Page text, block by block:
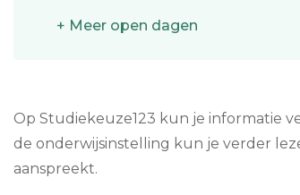
+ Meer open dagen
Op Studiekeuze123 kun je informatie
de onderwijsinstelling kun je verder
aanspreekt.